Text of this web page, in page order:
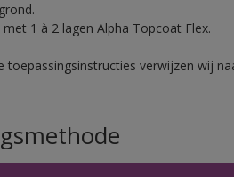
1 à 2 lagen Alpha Topcoat Flex.
toepassingsinstructies verwijzen wij